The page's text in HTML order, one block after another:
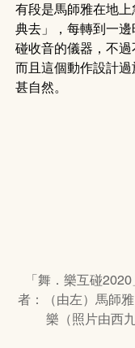
有段是馬師雅在地
典去」，每轉到一
碰收音的儀器，不過
而且這個動作設計
甚自然。
「舞．樂互碰
者：（由左）馬師
樂（照片由西